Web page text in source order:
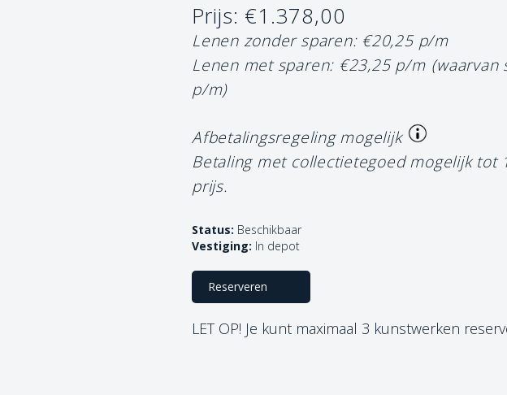
Prijs: €1.378,00
Lenen zonder sparen: €20,25 p/m
Lenen met sparen: €23,25 p/m (waarvan
p/m)
Afbetalingsregeling mogelijk
Betaling met collectietegoed mogelijk tot
prijs.
Status: Beschikbaar
Vestiging: In depot
Reserveren
LET OP! Je kunt maximaal 3 kunstwerken